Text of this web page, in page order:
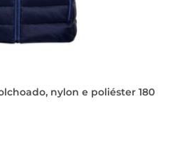
nylon e poliéster 180